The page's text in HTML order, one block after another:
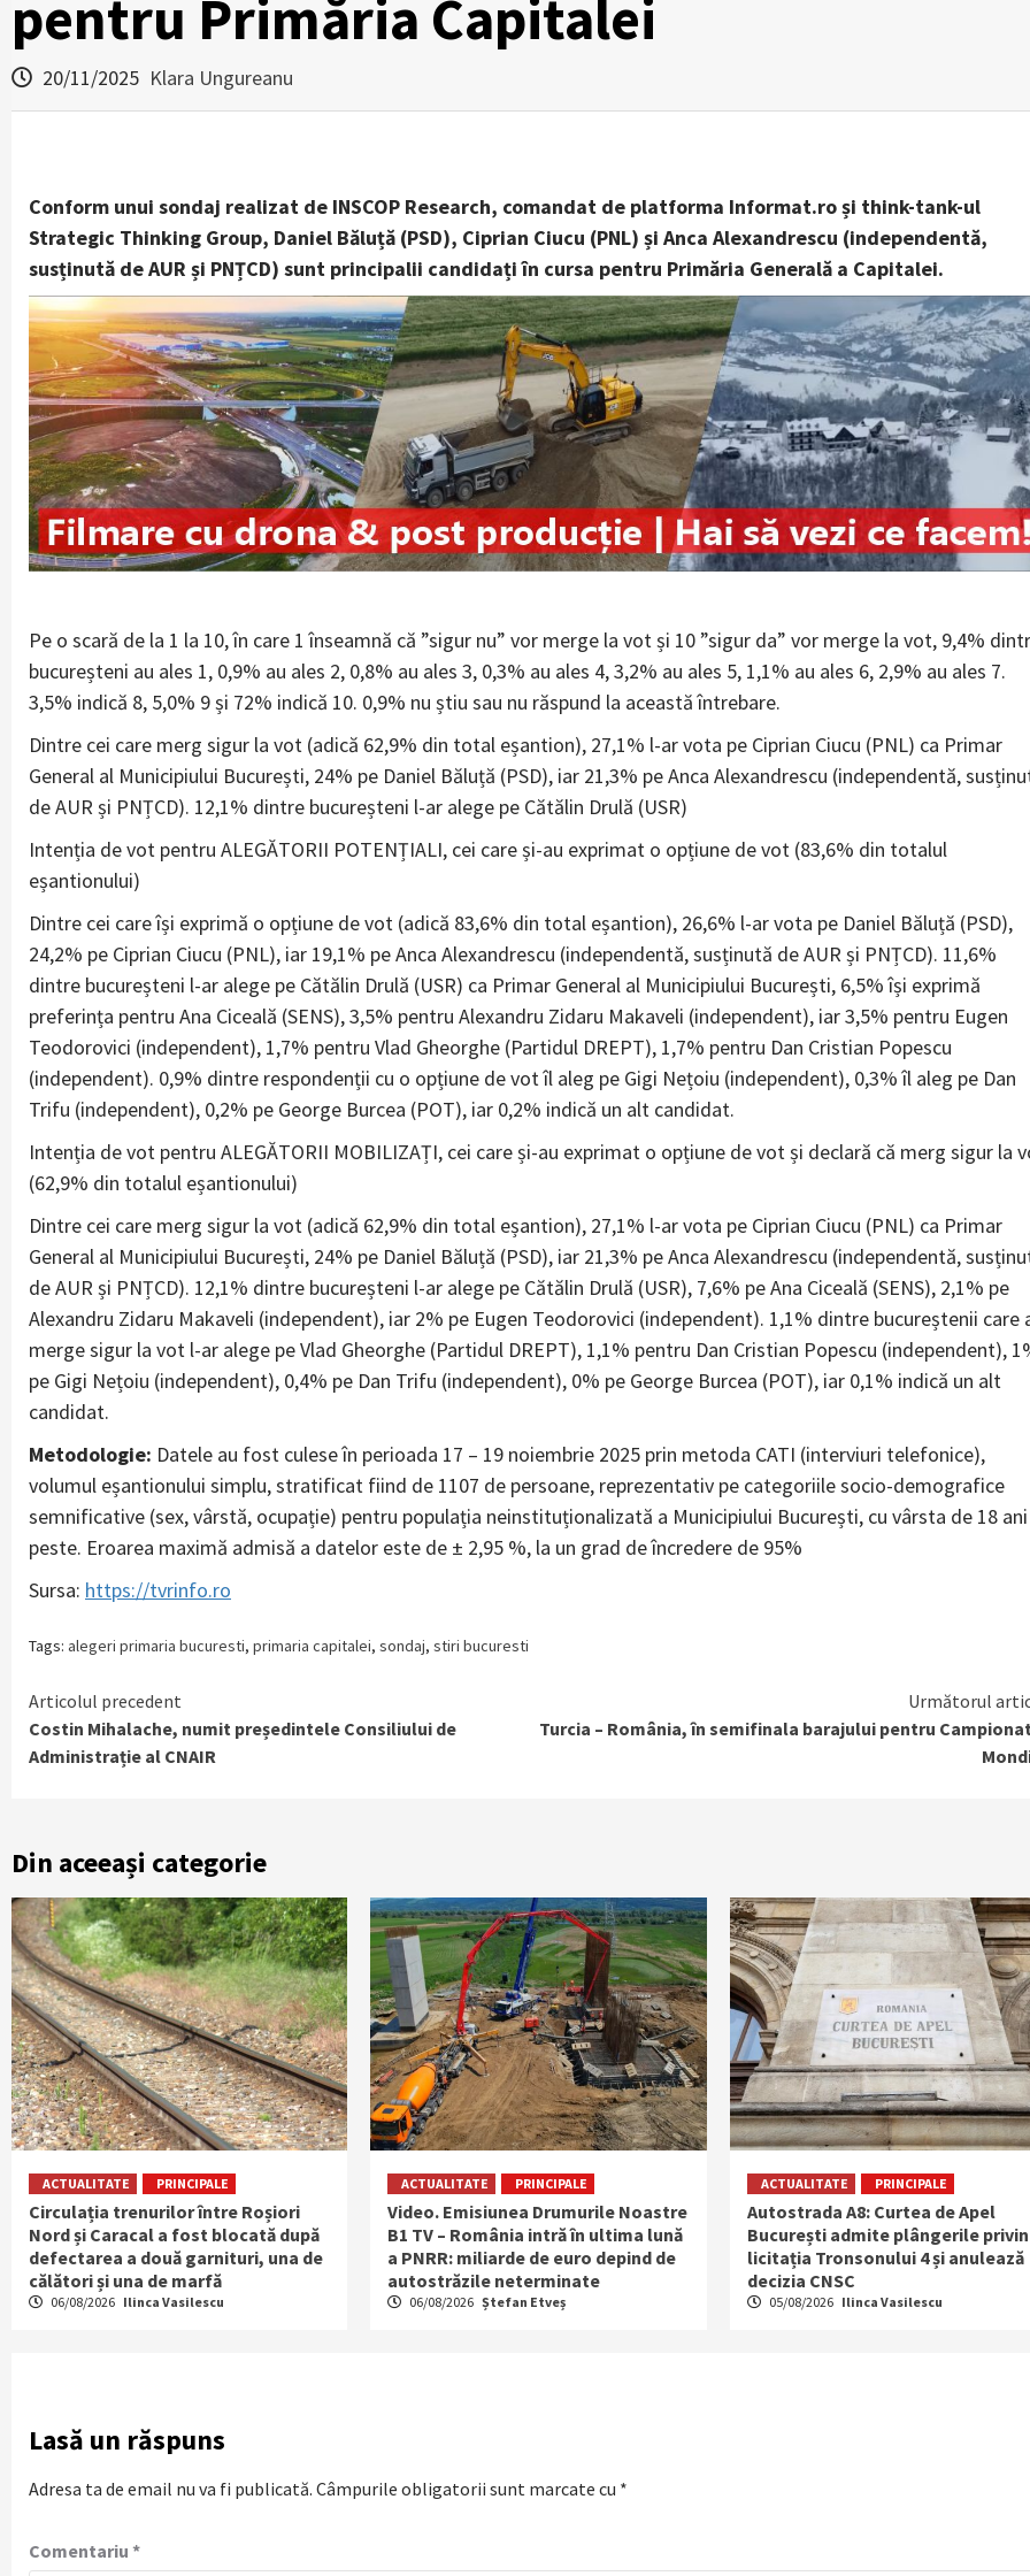
pentru Primăria Capitalei
20/11/2025 Klara Ungureanu
Conform unui sondaj realizat de INSCOP Research, comandat de platforma Informat.ro și think-tank-ul
Strategic Thinking Group, Daniel Băluță (PSD), Ciprian Ciucu (PNL) și Anca Alexandrescu (independentă,
susținută de AUR și PNȚCD) sunt principalii candidați în cursa pentru Primăria Generală a Capitalei.
Pe o scară de la 1 la 10, în care 1 înseamnă că ”sigur nu” vor merge la vot și 10 ”sigur da” vor merge la vot, 9,4%
bucureșteni au ales 1, 0,9% au ales 2, 0,8% au ales 3, 0,3% au ales 4, 3,2% au ales 5, 1,1% au ales 6, 2,9% au ales 7.
3,5% indică 8, 5,0% 9 și 72% indică 10. 0,9% nu știu sau nu răspund la această întrebare.
Dintre cei care merg sigur la vot (adică 62,9% din total eșantion), 27,1% l-ar vota pe Ciprian Ciucu (PNL) ca Primar
General al Municipiului București, 24% pe Daniel Băluță (PSD), iar 21,3% pe Anca Alexandrescu (independentă,
de AUR și PNȚCD). 12,1% dintre bucureșteni l-ar alege pe Cătălin Drulă (USR)
Intenția de vot pentru ALEGĂTORII POTENȚIALI, cei care și-au exprimat o opțiune de vot (83,6% din totalul
eșantionului)
Dintre cei care își exprimă o opțiune de vot (adică 83,6% din total eșantion), 26,6% l-ar vota pe Daniel Băluță (PSD),
24,2% pe Ciprian Ciucu (PNL), iar 19,1% pe Anca Alexandrescu (independentă, susținută de AUR și PNȚCD). 11,6%
dintre bucureșteni l-ar alege pe Cătălin Drulă (USR) ca Primar General al Municipiului București, 6,5% își exprimă
preferința pentru Ana Ciceală (SENS), 3,5% pentru Alexandru Zidaru Makaveli (independent), iar 3,5% pentru Eugen
Teodorovici (independent), 1,7% pentru Vlad Gheorghe (Partidul DREPT), 1,7% pentru Dan Cristian Popescu
(independent). 0,9% dintre respondenții cu o opțiune de vot îl aleg pe Gigi Nețoiu (independent), 0,3% îl aleg pe Dan
Trifu (independent), 0,2% pe George Burcea (POT), iar 0,2% indică un alt candidat.
Intenția de vot pentru ALEGĂTORII MOBILIZAȚI, cei care și-au exprimat o opțiune de vot și declară că merg sigur la
(62,9% din totalul eșantionului)
Dintre cei care merg sigur la vot (adică 62,9% din total eșantion), 27,1% l-ar vota pe Ciprian Ciucu (PNL) ca Primar
General al Municipiului București, 24% pe Daniel Băluță (PSD), iar 21,3% pe Anca Alexandrescu (independentă,
de AUR și PNȚCD). 12,1% dintre bucureșteni l-ar alege pe Cătălin Drulă (USR), 7,6% pe Ana Ciceală (SENS), 2,1% pe
Alexandru Zidaru Makaveli (independent), iar 2% pe Eugen Teodorovici (independent). 1,1% dintre bucureștenii care
merge sigur la vot l-ar alege pe Vlad Gheorghe (Partidul DREPT), 1,1% pentru Dan Cristian Popescu (independent),
pe Gigi Nețoiu (independent), 0,4% pe Dan Trifu (independent), 0% pe George Burcea (POT), iar 0,1% indică un alt
candidat.
Metodologie: Datele au fost culese în perioada 17 – 19 noiembrie 2025 prin metoda CATI (interviuri telefonice),
volumul eșantionului simplu, stratificat fiind de 1107 de persoane, reprezentativ pe categoriile socio-demografice
semnificative (sex, vârstă, ocupație) pentru populația neinstituționalizată a Municipiului București, cu vârsta de 18
peste. Eroarea maximă admisă a datelor este de ± 2,95 %, la un grad de încredere de 95%
Sursa: https://tvrinfo.ro
Tags: alegeri primaria bucuresti, primaria capitalei, sondaj, stiri bucuresti
Continue
Reading
Articolul precedent
Costin Mihalache, numit președintele Consiliului de
Administrație al CNAIR
Următorul
Turcia – România, în semifinala barajului pentru
Din aceeași categorie
ACTUALITATE PRINCIPALE
Circulația trenurilor între Roșiori
Nord și Caracal a fost blocată după
defectarea a două garnituri, una de
călători și una de marfă
06/08/2026 Ilinca Vasilescu
ACTUALITATE PRINCIPALE
Video. Emisiunea Drumurile Noastre
B1 TV – România intră în ultima lună
a PNRR: miliarde de euro depind de
autostrăzile neterminate
06/08/2026 Ștefan Etveș
ACTUALITATE PRINCIPALE
Autostrada A8: Curtea de Apel
București admite plângerile
licitația Tronsonului 4 și anulează
decizia CNSC
05/08/2026 Ilinca Vasilescu
Lasă un răspuns
Adresa ta de email nu va fi publicată. Câmpurile obligatorii sunt marcate cu *
Comentariu *